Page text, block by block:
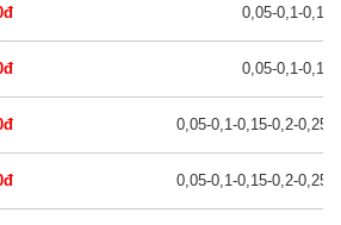
0,05-0,1-
0,05-0,1-
0,05-0,1-0,15-0,2-0,25-
0,05-0,1-0,15-0,2-0,25-